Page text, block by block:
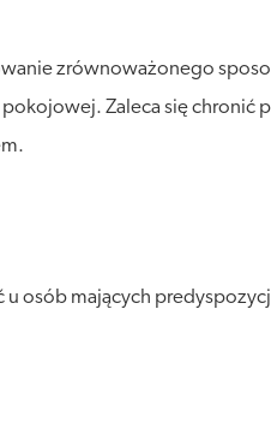
zrównoważonego
Zaleca się chronić
osób mających